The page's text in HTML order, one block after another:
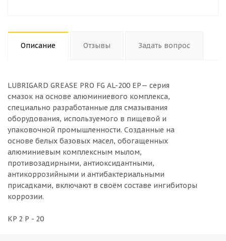
Описание Отзывы Задать вопрос
LUBRIGARD GREASE PRO FG AL-200 EP— серия
смазок на основе алюминиевого комплекса,
специально разработанные для смазывания
оборудования, используемого в пищевой и
упаковочной промышленности. Созданные на
основе белых базовых масел, обогащенных
алюминиевым комплексным мылом,
противозадирными, антиоксидантными,
антикоррозийными и антибактериальными
присадками, включают в своём составе ингибиторы
коррозии.
KP 2 Р - 20